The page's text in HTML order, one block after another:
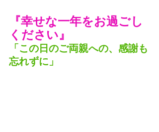
『幸せな一年をお過ごし
ください』
「この日のご両親への、感謝も
忘れずに」